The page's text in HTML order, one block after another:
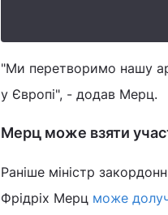
"Ми перетворимо нашу
у Європі", - додав Мерц.
Мерц може взяти
Раніше міністр
Фрідріх Мерц може